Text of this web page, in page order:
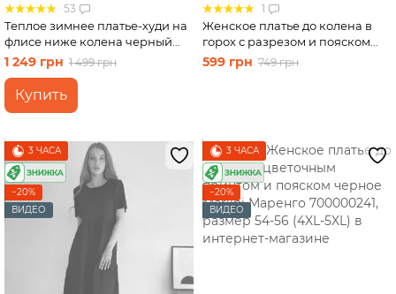
53
Теплое зимнее платье-худи на
флисе ниже колена черный
Merlini Рошель 700001001,
размер 54-56 (4XL-5XL)
1 249 грн 1 499 грн
Купить
1
Женское платье до колена в
горох с разрезом и пояском
черное Merlini Асти 700000201,
размер 54-56 (4XL-5XL)
599 грн 749 грн
3 ЧАСА
−20%
ВИДЕО
3 ЧАСА
−20%
ВИДЕО